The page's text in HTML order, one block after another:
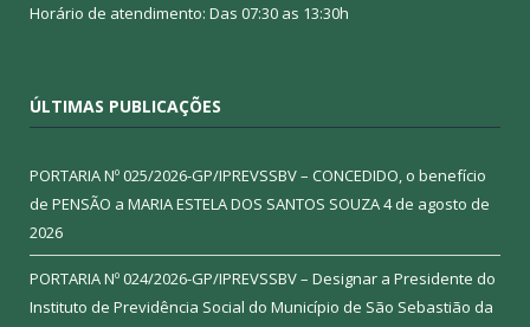
Horário de atendimento: Das 07:30 as 13:30h
ÚLTIMAS PUBLICAÇÕES
PORTARIA Nº 025/2026-GP/IPREVSSBV – CONCEDIDO, o benefício
de PENSÃO a MARIA ESTELA DOS SANTOS SOUZA4 de agosto de
2026
PORTARIA Nº 024/2026-GP/IPREVSSBV – Designar a Presidente do
Instituto de Previdência Social do Município de São Sebastião da